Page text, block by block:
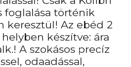
foglalása történik
keresztül! Az ebéd 2
helyben készítve: ára
A szokásos precíz
odaadással,